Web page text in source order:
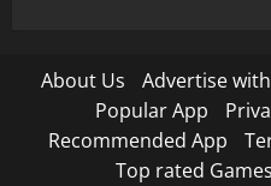
About Us Advertise
Popular App
Recommended App
Top rated Games